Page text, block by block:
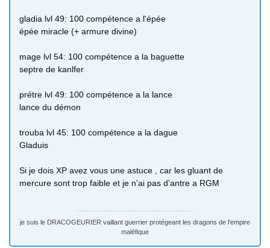
gladia lvl 49: 100 compétence a l'épée
épée miracle (+ armure divine)
mage lvl 54: 100 compétence a la baguette
septre de kanlfer
prétre lvl 49: 100 compétence a la lance
lance du démon
trouba lvl 45: 100 compétence a la dague
Gladuis
Si je dois XP avez vous une astuce , car les gluant de
mercure sont trop faible et je n'ai pas d'antre a RGM
je suis le DRACOGEURIER vaillant guerrier protégeant les dragons de l'empire
maléfique